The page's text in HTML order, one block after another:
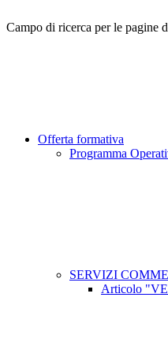
Campo di ricerca per le pagine
Offerta formativa
Programma
SERVIZI
Articolo